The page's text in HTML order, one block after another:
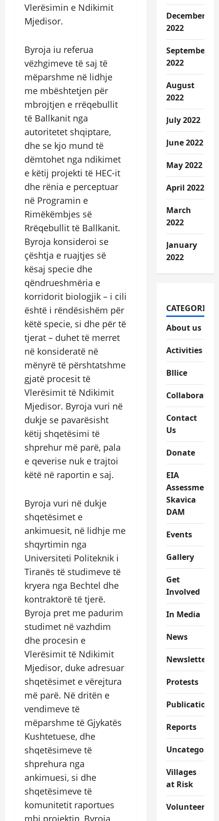
Vlerësimin e Ndikimit
Mjedisor.
Byroja iu referua
vëzhgimeve të saj të
mëparshme në lidhje
me mbështetjen për
mbrojtjen e rrëqebullit
të Ballkanit nga
autoritetet shqiptare,
dhe se kjo mund të
dëmtohet nga ndikimet
e këtij projekti të HEC-it
dhe rënia e perceptuar
në Programin e
Rimëkëmbjes së
Rrëqebullit të Ballkanit.
Byroja konsideroi se
çështja e ruajtjes së
kësaj specie dhe
qëndrueshmëria e
korridorit biologjik – i cili
është i rëndësishëm për
këtë specie, si dhe për të
tjerat – duhet të merret
në konsideratë në
mënyrë të përshtatshme
gjatë procesit të
Vlerësimit të Ndikimit
Mjedisor. Byroja vuri në
dukje se pavarësisht
këtij shqetësimi të
shprehur më parë, pala
e qeverise nuk e trajtoi
këtë në raportin e saj.
Byroja vuri në dukje
shqetësimet e
ankimuesit, në lidhje me
shqyrtimin nga
Universiteti Politeknik i
Tiranës të studimeve të
kryera nga Bechtel dhe
kontraktorë të tjerë.
Byroja pret me padurim
studimet në vazhdim
dhe procesin e
Vlerësimit të Ndikimit
Mjedisor, duke adresuar
shqetësimet e vërejtura
më parë. Në dritën e
vendimeve të
mëparshme të Gjykatës
Kushtetuese, dhe
shqetësimeve të
shprehura nga
ankimuesi, si dhe
shqetësimeve të
komunitetit raportues
mbi projektin, Byroja
December
2022
September
2022
August
2022
July 2022
June 2022
May 2022
April 2022
March
2022
January
2022
CATEGORIES
About us
Activities
Bllice
Contact
Us
Donate
EIA
Assessment
Skavica
DAM
Events
Gallery
Get
Involved
In Media
News
Newsletter
Protests
Publications
Reports
Villages
at Risk
Volunteer